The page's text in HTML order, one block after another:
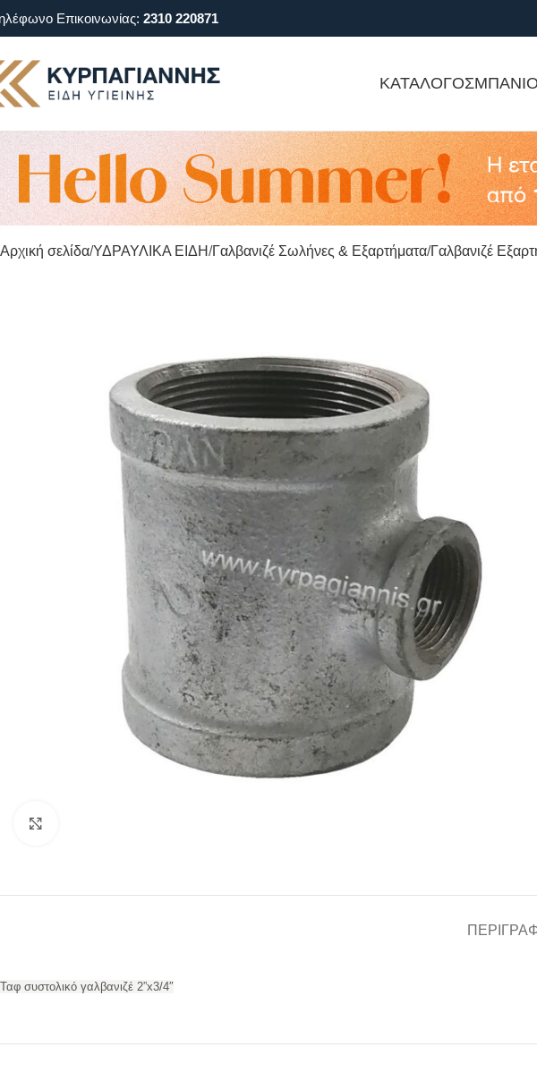
Επικοινωνίας: 2310 220871
ΚΑΤΑΛΟΓΟΣΜΠΑΝΙΟ
Αρχική σελίδα ΥΔΡΑΥΛΙΚΑ ΕΙΔΗ Γαλβανιζέ Σωλήνες & Εξαρτήματα Γαλβανιζέ
Ταφ συστολικό γαλβανιζέ 2”x3/4″